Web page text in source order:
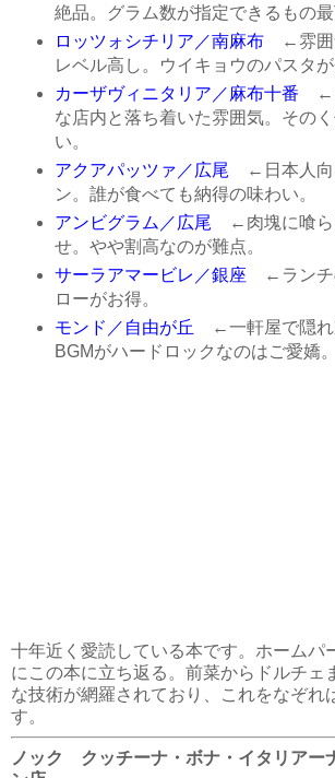
絶品。グラム数が指定できるもの最
ロッツォシチリア／南麻布←雰囲
レベル高し。ウイキョウのパスタが
カーザヴィニタリア／麻布十番 ←
な店内と落ち着いた雰囲気。その
い。
アクアパッツァ／広尾 ←日本人向
ン。誰が食べても納得の味わい。
アンビグラム／広尾 ←肉塊に喰ら
せ。やや割高なのが難点。
サーラアマービレ／銀座 ←ランチ
ローがお得。
モンド／自由が丘 ←一軒屋で隠れ
BGMがハードロックなのはご愛嬌。
十年近く愛読している本です。ホームパ
にこの本に立ち返る。前菜からドルチェ
な技術が網羅されており、これをなぞれ
す。
ノック クッチーナ・ボナ・イタリアー